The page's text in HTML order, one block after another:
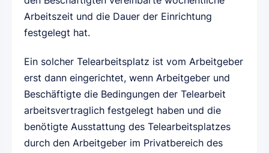
Arbeitszeit und die Dauer der Einrichtung
festgelegt hat.
Ein solcher Telearbeitsplatz ist vom Arbeitgeber
erst dann eingerichtet, wenn Arbeitgeber und
Beschäftigte die Bedingungen der Telearbeit
arbeitsvertraglich festgelegt haben und die
benötigte Ausstattung des Telearbeitsplatzes
durch den Arbeitgeber im Privatbereich des